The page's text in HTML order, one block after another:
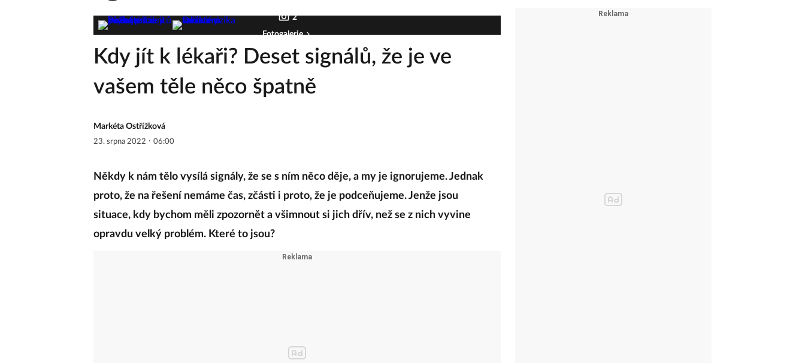
2
Fotogalerie
Kdy jít k lékaři? Deset signálů, že je ve
vašem těle něco špatně
Markéta Ostřížková
23. srpna 2022 · 06:00
Někdy k nám tělo vysílá signály, že se s ním něco děje, a my je ignorujeme. Jednak
proto, že na řešení nemáme čas, zčásti i proto, že je podceňujeme. Jenže jsou
situace, kdy bychom měli zpozornět a všimnout si jich dřív, než se z nich vyvine
opravdu velký problém. Které to jsou?